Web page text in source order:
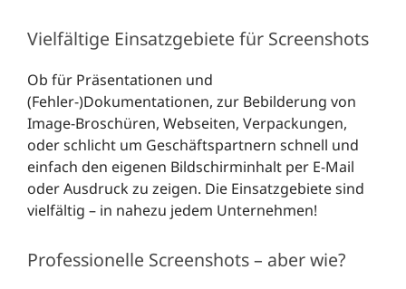
Vielfältige Einsatzgebiete für Screenshots
Ob für Präsentationen und
(Fehler-)Dokumentationen, zur Bebilderung von
Image-Broschüren, Webseiten, Verpackungen,
oder schlicht um Geschäftspartnern schnell und
einfach den eigenen Bildschirminhalt per E-Mail
oder Ausdruck zu zeigen. Die Einsatzgebiete sind
vielfältig – in nahezu jedem Unternehmen!
Professionelle Screenshots – aber wie?